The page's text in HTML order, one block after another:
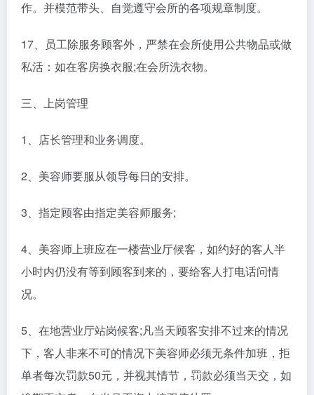
作。并模范带头、自觉遵守会所的各项规章制度。
17、员工除服务顾客外，严禁在会所使用公共物品或做
私活：如在客房换衣服;在会所洗衣物。
三、上岗管理
1、店长管理和业务调度。
2、美容师要服从领导每日的安排。
3、指定顾客由指定美容师服务;
4、美容师上班应在一楼营业厅候客，如约好的客人半
小时内仍没有等到顾客到来的，要给客人打电话问情
况。
5、在地营业厅站岗候客;凡当天顾客安排不过来的情况
下，客人非来不可的情况下美容师必须无条件加班，拒
单者每次罚款50元，并视其情节，罚款必须当天交，如